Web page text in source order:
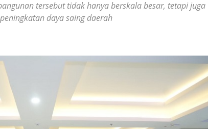
tersebut tidak hanya berskala besar, tetapi juga
daya saing daerah